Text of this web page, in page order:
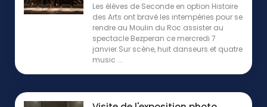
Les élèves de Seconde en option Histoire
des Arts ont bravé les intempéries pour se
rendre au Moulin du Roc assister au
spectacle Bezperan ce mercredi 7
janvier.Sur scène, huit danseurs et quatre
music ...